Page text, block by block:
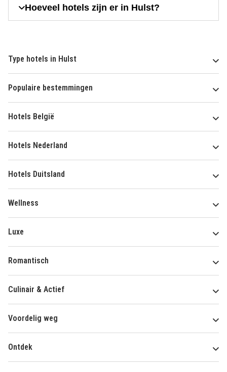
Hoeveel hotels zijn er in Hulst?
Type hotels in Hulst
Populaire bestemmingen
Hotels België
Hotels Nederland
Hotels Duitsland
Wellness
Luxe
Romantisch
Culinair & Actief
Voordelig weg
Ontdek